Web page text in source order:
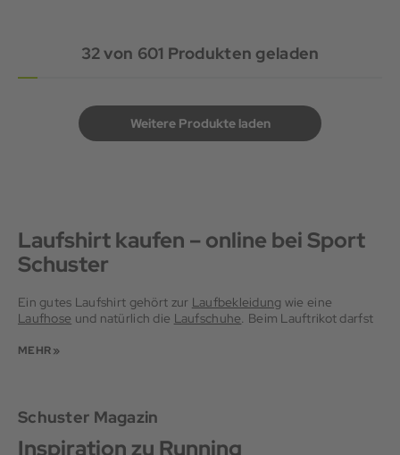
32von 601 Produkten geladen
Weitere Produkte laden
Laufshirt kaufen – online bei Sport
Schuster
Ein gutes Laufshirt gehört zur Laufbekleidung wie eine
Laufhose und natürlich die Laufschuhe. Beim Lauftrikot darfst
bunten Farben und mit schönen Prints. Aber du solltest auch
Laufshirts für den Sommer
MEHR »
Schuster Magazin
Inspiration zu Running